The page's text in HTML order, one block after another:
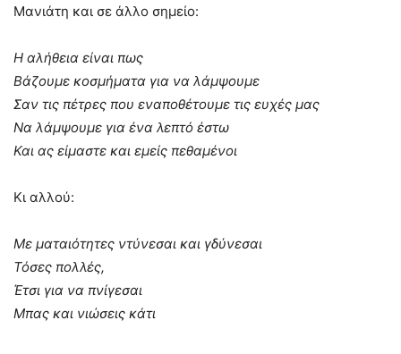
Μανιάτη και σε άλλο σημείο:
Η αλήθεια είναι πως
Βάζουμε κοσμήματα για να λάμψουμε
Σαν τις πέτρες που εναποθέτουμε τις ευχές μας
Να λάμψουμε για ένα λεπτό έστω
Και ας είμαστε και εμείς πεθαμένοι
Κι αλλού:
Με ματαιότητες ντύνεσαι και γδύνεσαι
Τόσες πολλές,
Έτσι για να πνίγεσαι
Μπας και νιώσεις κάτι